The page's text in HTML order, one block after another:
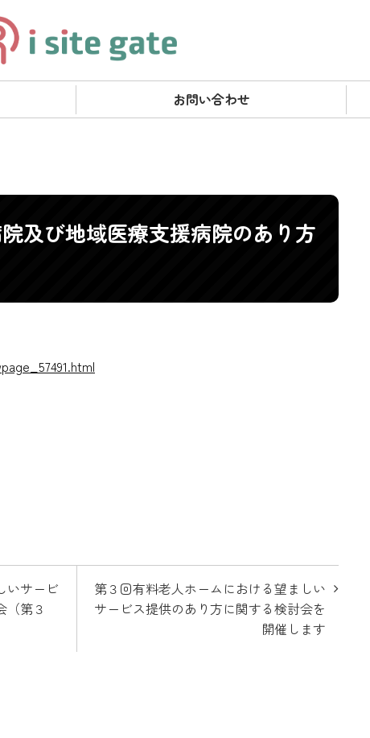
お問い合わせ
及び地域医療支援病院のあり方
第３回有料老人ホームにおける望ましい
サービス提供のあり方に関する検討会を
開催します
いサービ
（第３